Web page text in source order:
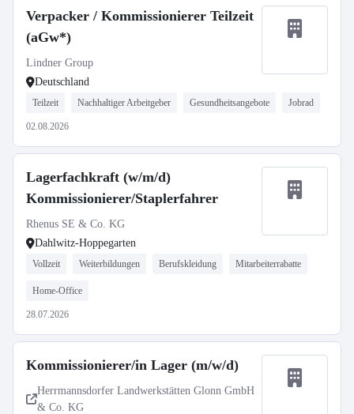
Verpacker / Kommissionierer Teilzeit
(aGw*)
Lindner Group
Deutschland
Teilzeit Nachhaltiger Arbeitgeber Gesundheitsangebote Jobrad
02.08.2026
Lagerfachkraft (w/m/d)
Kommissionierer/Staplerfahrer
Rhenus SE & Co. KG
Dahlwitz-Hoppegarten
Vollzeit Weiterbildungen Berufskleidung Mitarbeiterrabatte
Home-Office
28.07.2026
Kommissionierer/in Lager (m/w/d)
Herrmannsdorfer Landwerkstätten Glonn GmbH
& Co. KG